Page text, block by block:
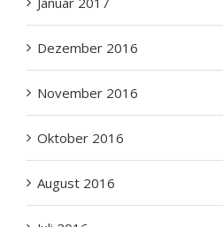
Dezember 2016
November 2016
Oktober 2016
August 2016
Juli 2016